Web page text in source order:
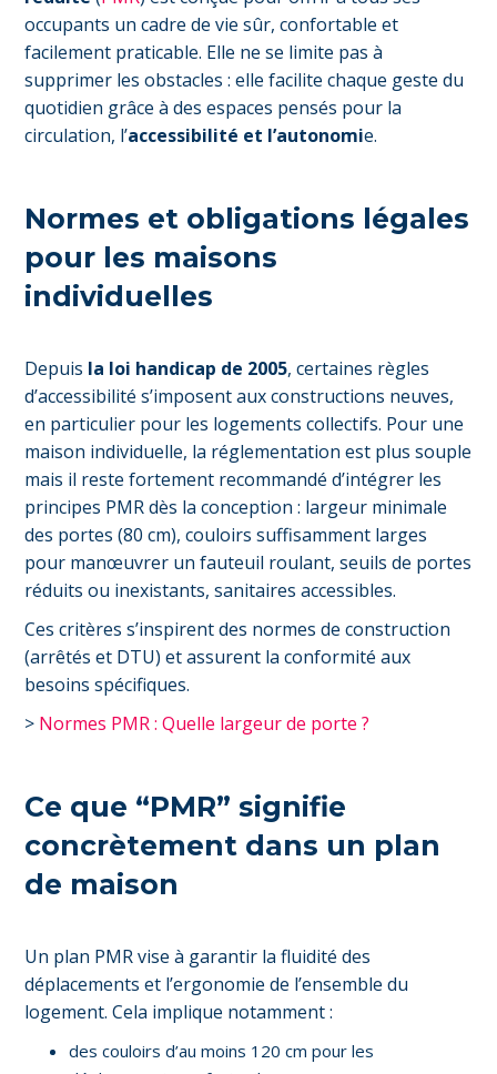
occupants un cadre de vie sûr, confortable et
facilement praticable. Elle ne se limite pas à
supprimer les obstacles : elle facilite chaque geste du
quotidien grâce à des espaces pensés pour la
circulation, l’accessibilité et l’autonomie.
Normes et obligations légales
pour les maisons
individuelles
Depuis la loi handicap de 2005, certaines règles
d’accessibilité s’imposent aux constructions neuves,
en particulier pour les logements collectifs. Pour une
maison individuelle, la réglementation est plus souple
mais il reste fortement recommandé d’intégrer les
principes PMR dès la conception : largeur minimale
des portes (80 cm), couloirs suffisamment larges
pour manœuvrer un fauteuil roulant, seuils de portes
réduits ou inexistants, sanitaires accessibles.
Ces critères s’inspirent des normes de construction
(arrêtés et DTU) et assurent la conformité aux
besoins spécifiques.
> Normes PMR : Quelle largeur de porte ?
Ce que “PMR” signifie
concrètement dans un plan
de maison
Un plan PMR vise à garantir la fluidité des
déplacements et l’ergonomie de l’ensemble du
logement. Cela implique notamment :
des couloirs d’au moins 120 cm pour les